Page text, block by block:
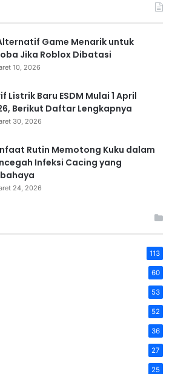
Game Menarik untuk
Jika Roblox Dibatasi
10, 2026
Listrik Baru ESDM Mulai 1 April
Berikut Daftar Lengkapnya
30, 2026
Rutin Memotong Kuku dalam
Infeksi Cacing yang
24, 2026
113
60
53
52
36
27
25